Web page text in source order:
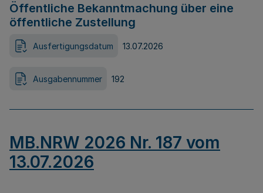
Öffentliche Bekanntmachung über eine
öffentliche Zustellung
Ausfertigungsdatum 13.07.2026
Ausgabennummer 192
MB.NRW 2026 Nr. 187 vom
13.07.2026